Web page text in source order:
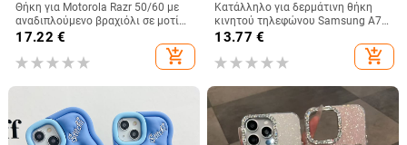
Θήκη για Motorola Razr 50/60 με
αναδιπλούμενο βραχιόλι σε μοτίβο
κροκοδειλικού δέρματος
17.22 €
add_shopping_cart
Κατάλληλο για δερμάτινη θήκη
κινητού τηλεφώνου Samsung A73,
θήκη κινητού τηλεφώνου
A36/A16, προστατευτικό κάλυμμα
A26/A56, αόρατη βάση στήριξης
13.77 €
add_shopping_cart